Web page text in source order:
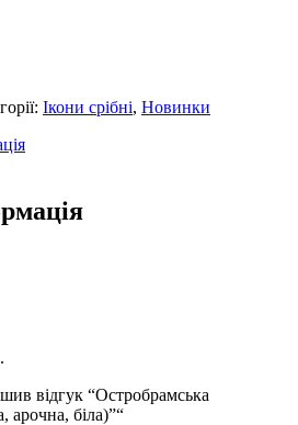
Ікони срібні, Новинки
відгук “Остробрамська
арочна, біла)”“